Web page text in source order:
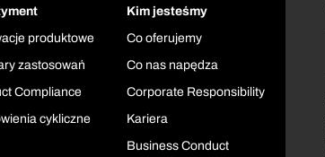
produktowe
zastosowań
Compliance
cykliczne
Kim jesteśmy
Co oferujemy
Co nas napędza
Corporate Responsibility
Kariera
Business Conduct